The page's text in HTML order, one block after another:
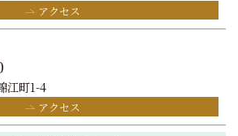
アクセス
江町1-4
アクセス